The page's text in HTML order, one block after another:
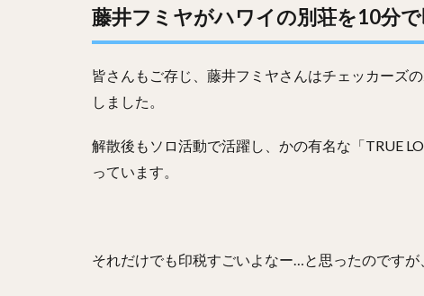
藤井フミヤがハワイの別荘を10分
皆さんもご存じ、藤井フミヤさんはチェッカーズ
しました。
解散後もソロ活動で活躍し、かの有名な「TRUE
っています。
それだけでも印税すごいよなー…と思ったのですが